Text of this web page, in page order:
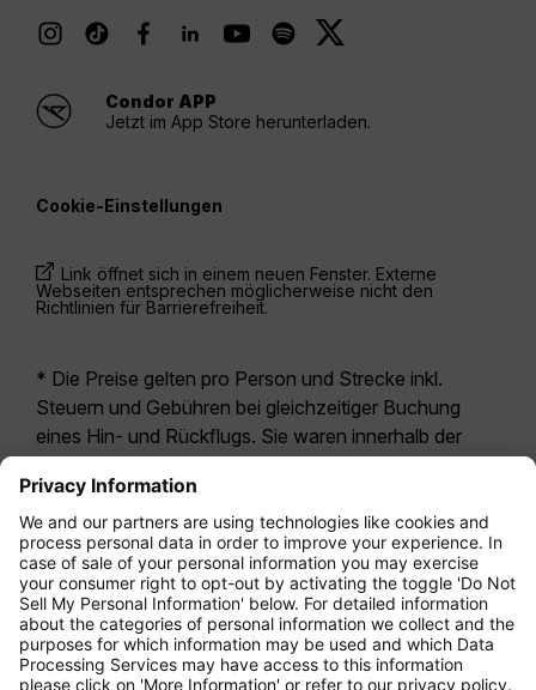
Condor APP
Jetzt im App Store herunterladen.
Cookie-Einstellungen
Link öffnet sich in einem neuen Fenster. Externe
Webseiten entsprechen möglicherweise nicht den
Richtlinien für Barrierefreiheit.
* Die Preise gelten pro Person und Strecke inkl.
Steuern und Gebühren bei gleichzeitiger Buchung
eines Hin- und Rückflugs. Sie waren innerhalb der
möglicherweise nicht mehr aktuell. Bei den für die
Economy Class angegebenen Tarifen handelt es
sich i.d.R. um Economy Zero, unsere restriktivste
Tarifoption. Es können hierfür zusätzliche Gebühren
fürAufgabegepäckoder für andere optionale
Leistungen anfallen. Es gelten dieAllgemeinen
Geschäftsbedingungen .